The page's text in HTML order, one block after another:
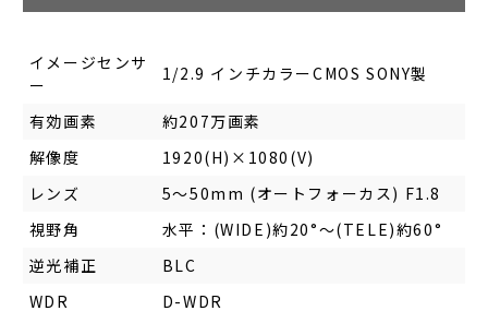
イメージセンサ
ー
1/2.9 インチカラーCMOS SONY製
有効画素
約207万画素
解像度
1920(H)×1080(V)
レンズ
5～50mm (オートフォーカス) F1.8
視野角
水平：(WIDE)約20°～(TELE)約60°
逆光補正
BLC
WDR
D-WDR